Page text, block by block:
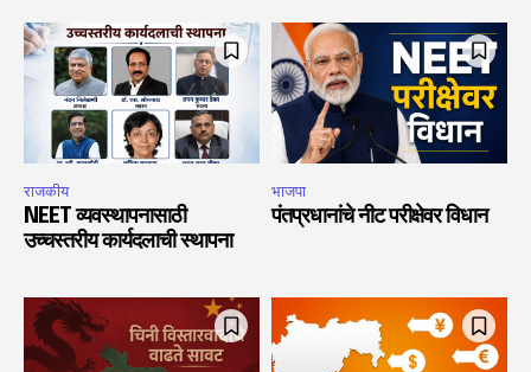
राजकीय
NEET व्यवस्थापनासाठी
उच्चस्तरीय कार्यदलाची स्थापना
भाजपा
पंतप्रधानांचे नीट परीक्षेवर विधान